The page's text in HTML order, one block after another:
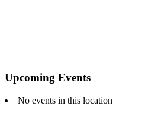
Upcoming Events
No events in this location